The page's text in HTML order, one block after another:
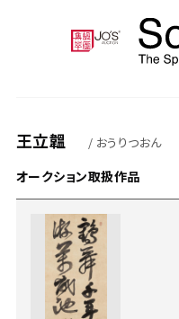
王立韞 / おうりつおん
オークション取扱作品